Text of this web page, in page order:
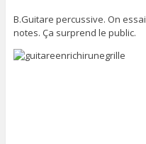
B.Guitare percussive. On
notes. Ça surprend le public.